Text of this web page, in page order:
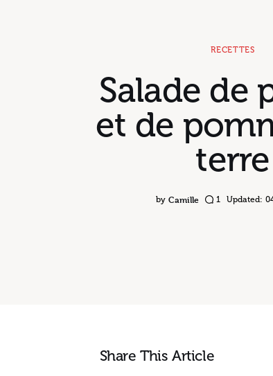
RECETTES
Salade de
et de
terre
by Camille 1 Updated:
Share This Article